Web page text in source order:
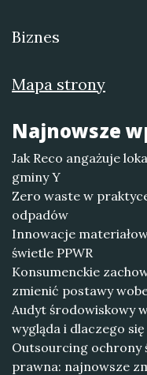
Biznes
Mapa strony
Najnowsze
Jak Reco angażuje
gminy Y
Zero waste w
odpadów
Innowacje
świetle PPWR
Konsumenckie
zmienić postawy
Audyt środowiskowy
wygląda i dlaczego się
Outsourcing ochrony
prawna: najnowsze